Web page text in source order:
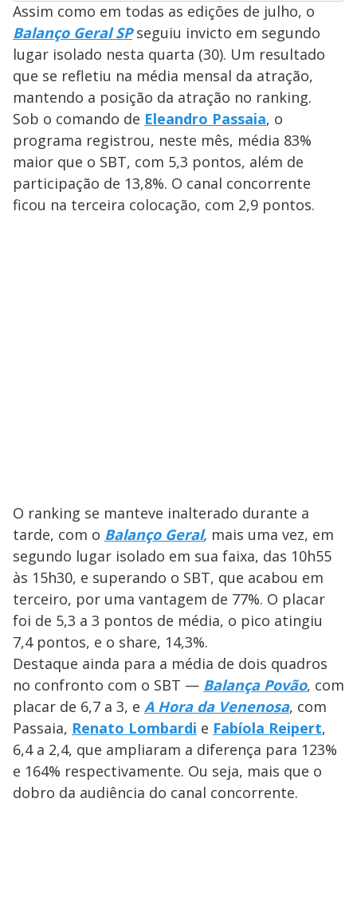
Assim como em todas as edições de julho, o
Balanço Geral SPseguiu invicto em segundo
lugar isolado nesta quarta (30). Um resultado
que se refletiu na média mensal da atração,
mantendo a posição da atração no ranking.
Sob o comando de Eleandro Passaia, o
programa registrou, neste mês, média 83%
maior que o SBT, com 5,3 pontos, além de
participação de 13,8%. O canal concorrente
ficou na terceira colocação, com 2,9 pontos.
O ranking se manteve inalterado durante a
tarde, com o Balanço Geral, mais uma vez, em
segundo lugar isolado em sua faixa, das 10h55
às 15h30, e superando o SBT, que acabou em
terceiro, por uma vantagem de 77%. O placar
foi de 5,3 a 3 pontos de média, o pico atingiu
7,4 pontos, e o share, 14,3%.
Destaque ainda para a média de dois quadros
no confronto com o SBT — Balança Povão, com
placar de 6,7 a 3, e A Hora da Venenosa, com
Passaia, Renato Lombardi e Fabíola Reipert,
6,4 a 2,4, que ampliaram a diferença para 123%
e 164% respectivamente. Ou seja, mais que o
dobro da audiência do canal concorrente.